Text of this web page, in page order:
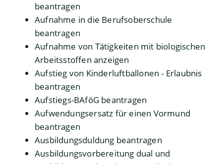
beantragen
Aufnahme in die Berufsoberschule
beantragen
Aufnahme von Tätigkeiten mit biologischen
Arbeitsstoffen anzeigen
Aufstieg von Kinderluftballonen - Erlaubnis
beantragen
Aufstiegs-BAföG beantragen
Aufwendungsersatz für einen Vormund
beantragen
Ausbildungsduldung beantragen
Ausbildungsvorbereitung dual und